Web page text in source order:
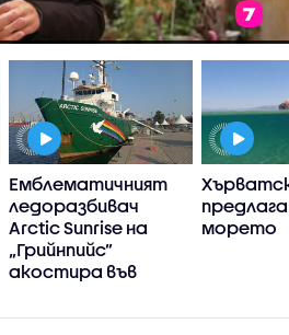
Емблематичният
ледоразбивач
Arctic Sunrise на
„Грийнпийс”
акостира във
морето